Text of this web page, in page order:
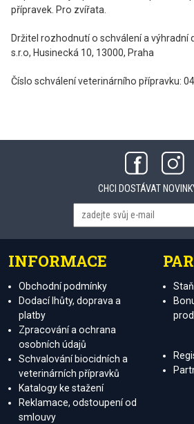
přípravek. Pro zvířata.
Držitel rozhodnutí o schválení a výhradní
s.r.o, Husinecká 10, 13000, Praha
Číslo schválení veterinárního přípravku:
CHCI DOSTÁVAT
INFORMACE
Obchodní podmínky
Dodací lhůty, doprava a
platby
Zpracování a ochrana
osobních údajů
Schvalování biocidních a
veterinárních přípravků
Katalogy ke stažení
Reklamace, odstoupení od
smlouvy